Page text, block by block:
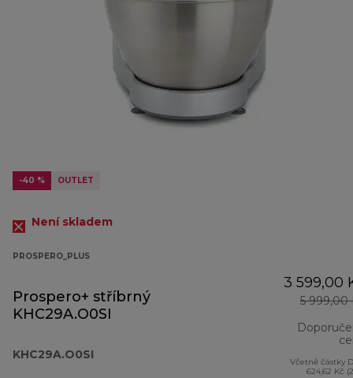
-40 % OUTLET
Není skladem
PROSPERO_PLUS
Prospero+ stříbrný
KHC29A.O0SI
KHC29A.O0SI
3 599,00
5 999,00
Včetně částky
624,62 Kč